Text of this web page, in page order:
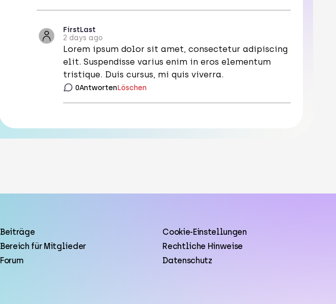
FirstLast
2 days ago
Lorem ipsum dolor sit amet, consectetur adipiscing
elit. Suspendisse varius enim in eros elementum
tristique. Duis cursus, mi quis viverra.
0AntwortenLöschen
Beiträge
Bereich für Mitglieder
Forum
Cookie-Einstellungen
Rechtliche Hinweise
Datenschutz